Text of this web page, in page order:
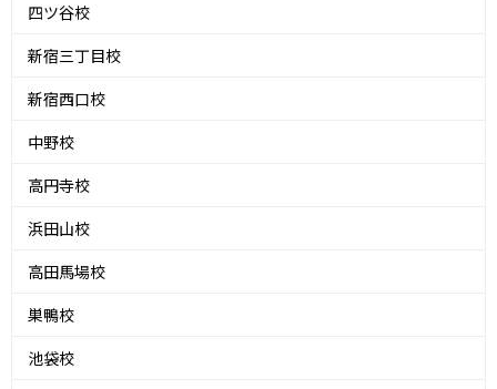
四ツ谷校
新宿三丁目校
新宿西口校
中野校
高円寺校
浜田山校
高田馬場校
巣鴨校
池袋校